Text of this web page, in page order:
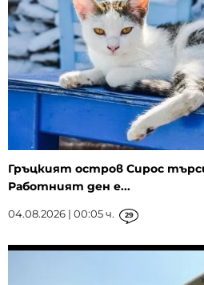
Гръцкият остров Сирос
Работният ден е...
04.08.2026 | 00:05 ч. 29